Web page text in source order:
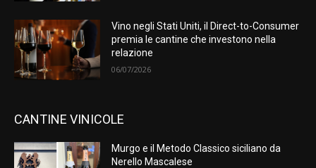
Vino negli Stati Uniti, il Direct-to-Consumer
premia le cantine che investono nella
relazione
06/07/2026
CANTINE VINICOLE
Murgo e il Metodo Classico siciliano da
Nerello Mascalese